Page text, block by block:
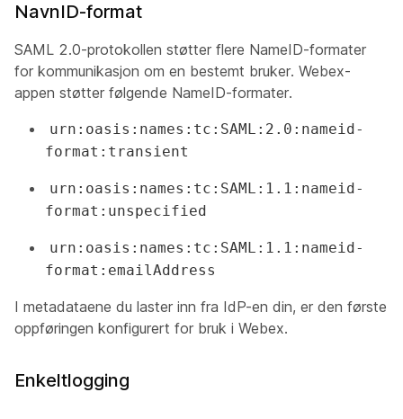
NavnID-format
SAML 2.0-protokollen støtter flere NameID-formater
for kommunikasjon om en bestemt bruker. Webex-
appen støtter følgende NameID-formater.
urn:oasis:names:tc:SAML:2.0:nameid-
format:transient
urn:oasis:names:tc:SAML:1.1:nameid-
format:unspecified
urn:oasis:names:tc:SAML:1.1:nameid-
format:emailAddress
I metadataene du laster inn fra IdP-en din, er den første
oppføringen konfigurert for bruk i Webex.
Enkeltlogging